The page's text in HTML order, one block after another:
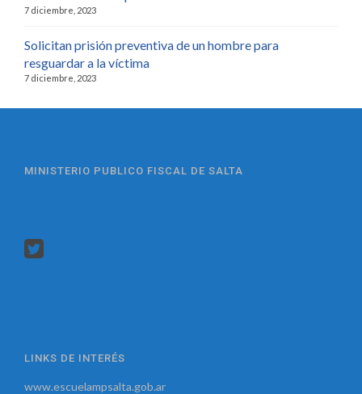
7 diciembre, 2023
Solicitan prisión preventiva de un hombre para
resguardar a la víctima
7 diciembre, 2023
MINISTERIO PUBLICO FISCAL DE SALTA
LINKS DE INTERÉS
www.escuelampsalta.gob.ar